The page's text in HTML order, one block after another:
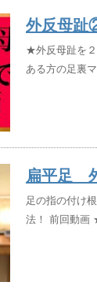
外反母
★外反母趾を
ある方の足裏
扁平足
足の指の付け
法！ 前回動